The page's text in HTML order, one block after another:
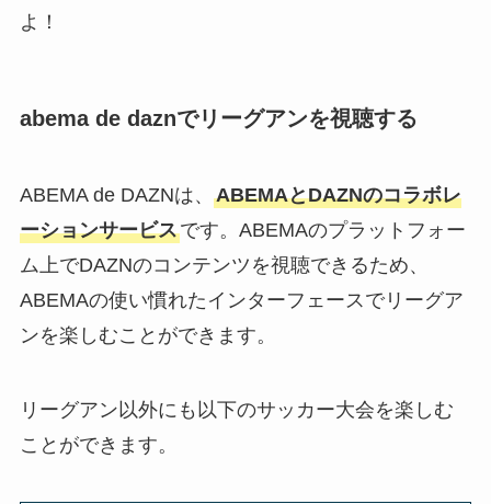
よ！
abema de daznでリーグアンを視聴する
ABEMA de DAZNは、 ABEMAとDAZNのコラボレ
ーションサービスです。ABEMAのプラットフォー
ム上でDAZNのコンテンツを視聴できるため、
ABEMAの使い慣れたインターフェースでリーグア
ンを楽しむことができます。
リーグアン以外にも以下のサッカー大会を楽しむ
ことができます。